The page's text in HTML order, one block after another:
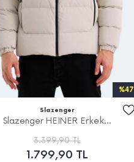
%47
Slazenger
Slazenger HEINER Erkek...
3.399,90 TL
1.799,90 TL